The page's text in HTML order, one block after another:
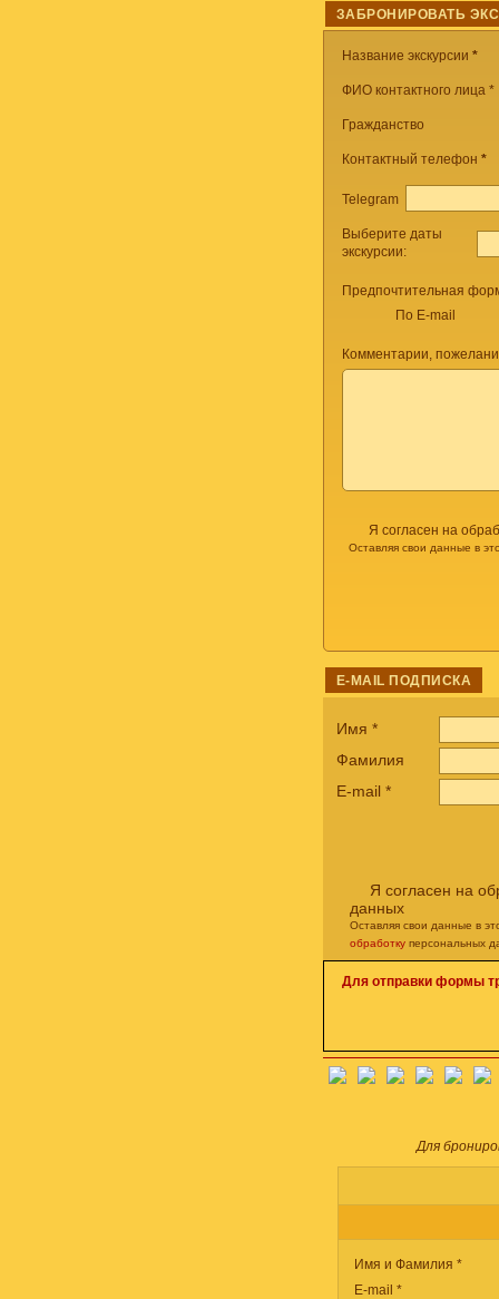
ЗАБРОНИРОВАТЬ
Название экскурсии *
ФИО контактного лица *
Гражданство
Контактный телефон *
Telegram
Выберите даты
экскурсии:
Предпочтительная
По E-mail
Комментарии,
Я согласен на
Оставляя свои данные в
E-MAIL ПОДПИСКА
Имя *
Фамилия
E-mail *
Я согласен на
данных
Оставляя свои данные в
обработку персональных
Для отправки формы
Для
Имя и Фамилия *
E-mail *